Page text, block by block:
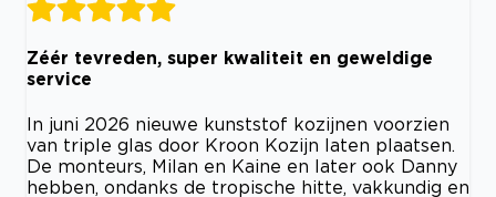
Zéér tevreden, super kwaliteit en geweldige
service
In juni 2026 nieuwe kunststof kozijnen voorzien
van triple glas door Kroon Kozijn laten plaatsen.
De monteurs, Milan en Kaine en later ook Danny
hebben, ondanks de tropische hitte, vakkundig en